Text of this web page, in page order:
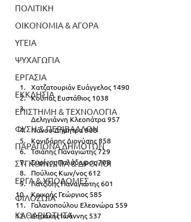
ΠΟΛΙΤΙΚΗ
ΟΙΚΟΝΟΜΙΑ & ΑΓΟΡΑ
ΥΓΕΙΑ
ΨΥΧΑΓΩΓΙΑ
ΕΡΓΑΣΙΑ
ΕΚΚΛΗΣΙΑ
ΕΠΙΣΤΗΜΗ & ΤΕΧΝΟΛΟΓΙΑ
ΦΥΣΗ & ΠΕΡΙΒΑΛΛΟΝ
ΠΑΡΑΠΟΝΑ ΔΗΜΟΤΩΝ
ΣΥΓΚΟΙΝΩΝΙΑ & ΔΡΟΜΟΙ
ΕΡΓΑ & ΥΠΟΔΟΜΕΣ
ΦΙΛΟΖΩΙΑ
ΚΑΘΑΡΙΟΤΗΤΑ
Χατζατουριάν Ευάγγελος 1490
Κούπας Ευστάθιος 1038
Δεληγιάννη Κλεοπάτρα 957
Νάνου Δήμητρα 908
Κονιδάρης Διονύσης 858
Τσιάπης Παναγιώτης 729
Συρίγος Πολύδωρος 708
Πούλιος Κων/νος 612
Γιατζίδης Παναγιώτης 601
Κρικρής Γεώργιος 585
Γαλανοπούλου Ελεονώρα 559
Δημάκης Ιωάννης 537